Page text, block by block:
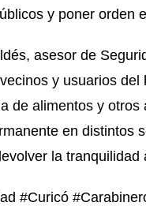
y poner orden
asesor de
y usuarios
de alimentos y
en distintos
la tranquilidad
#Curicó